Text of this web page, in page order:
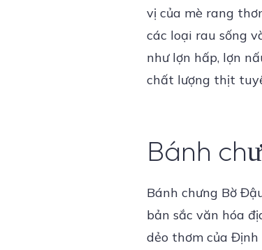
vị của mè rang
các loại rau sống
như lợn hấp, lợn
chất lượng thịt
Bánh
Bánh chưng Bờ
bản sắc văn hóa
dẻo thơm của